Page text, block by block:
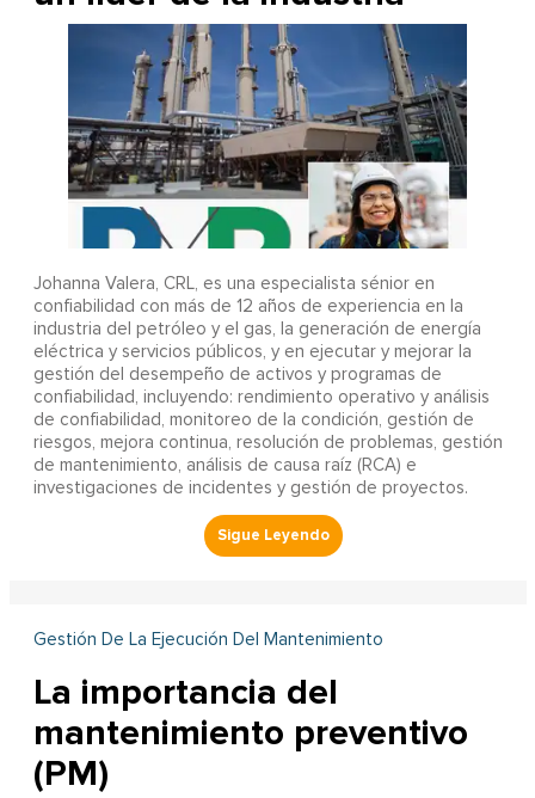
Johanna Valera, CRL, es una especialista sénior en
confiabilidad con más de 12 años de experiencia en la
industria del petróleo y el gas, la generación de energía
eléctrica y servicios públicos, y en ejecutar y mejorar la
gestión del desempeño de activos y programas de
confiabilidad, incluyendo: rendimiento operativo y análisis
de confiabilidad, monitoreo de la condición, gestión de
riesgos, mejora continua, resolución de problemas, gestión
de mantenimiento, análisis de causa raíz (RCA) e
investigaciones de incidentes y gestión de proyectos.
Gestión De La Ejecución Del Mantenimiento
La importancia del
mantenimiento preventivo
(PM)